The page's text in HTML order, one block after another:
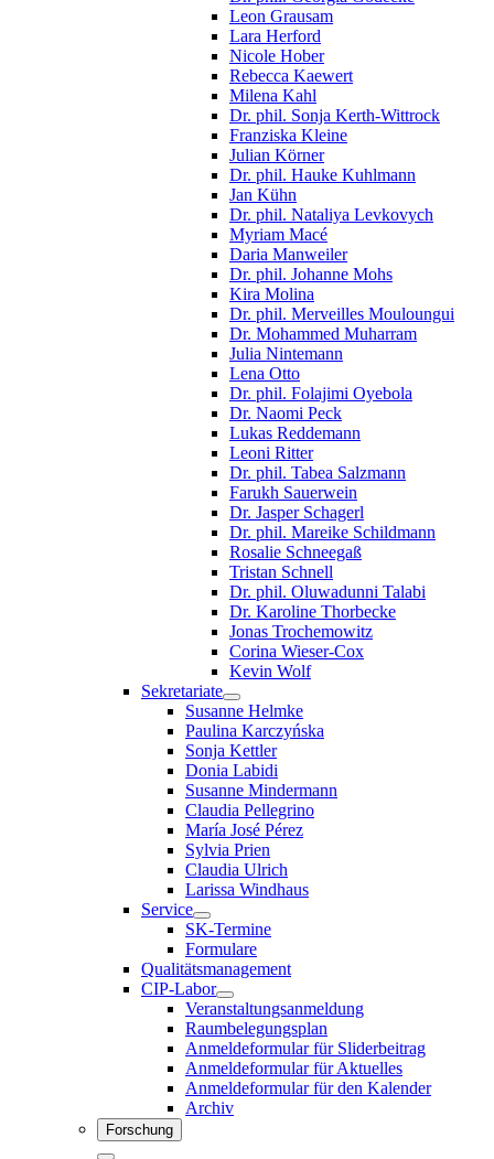
Leon Grausam
Lara Herford
Nicole Hober
Rebecca Kaewert
Milena Kahl
Dr. phil. Sonja Kerth-Wittrock
Franziska Kleine
Julian Körner
Dr. phil. Hauke Kuhlmann
Jan Kühn
Dr. phil. Nataliya Levkovych
Myriam Macé
Daria Manweiler
Dr. phil. Johanne Mohs
Kira Molina
Dr. phil. Merveilles Mouloungui
Dr. Mohammed Muharram
Julia Nintemann
Lena Otto
Dr. phil. Folajimi Oyebola
Dr. Naomi Peck
Lukas Reddemann
Leoni Ritter
Dr. phil. Tabea Salzmann
Farukh Sauerwein
Dr. Jasper Schagerl
Dr. phil. Mareike Schildmann
Rosalie Schneegaß
Tristan Schnell
Dr. phil. Oluwadunni Talabi
Dr. Karoline Thorbecke
Jonas Trochemowitz
Corina Wieser-Cox
Kevin Wolf
Sekretariate
Susanne Helmke
Paulina Karczyńska
Sonja Kettler
Donia Labidi
Susanne Mindermann
Claudia Pellegrino
María José Pérez
Sylvia Prien
Claudia Ulrich
Larissa Windhaus
Service
SK-Termine
Formulare
Qualitätsmanagement
CIP-Labor
Veranstaltungsanmeldung
Raumbelegungsplan
Anmeldeformular für Sliderbeitrag
Anmeldeformular für Aktuelles
Anmeldeformular für den Kalender
Archiv
Forschung